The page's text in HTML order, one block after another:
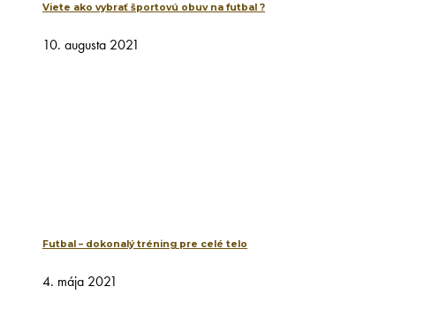
Viete ako vybrať športovú obuv na futbal ?
10. augusta 2021
Futbal – dokonalý tréning pre celé telo
4. mája 2021